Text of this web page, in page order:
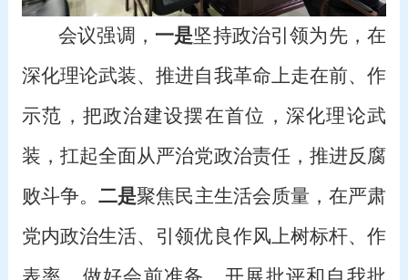
会议强调， 一是坚持政治引领为先，在
深化理论武装、推进自我革命上走在前、作
示范，把政治建设摆在首位，深化理论武
装，扛起全面从严治党政治责任，推进反腐
败斗争。二是聚焦民主生活会质量，在严肃
党内政治生活、引领优良作风上树标杆、作